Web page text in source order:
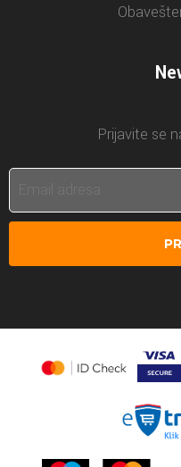
Prijavite se